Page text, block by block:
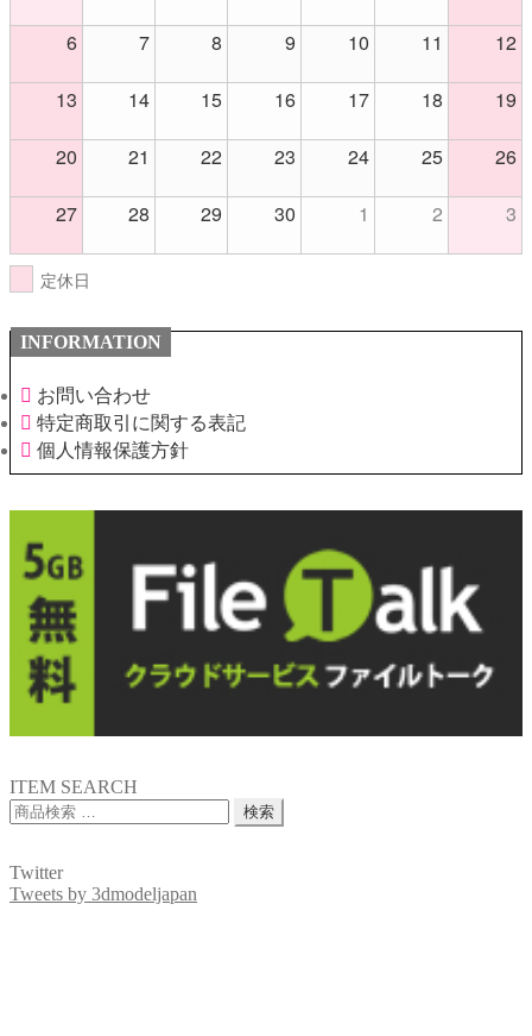
6 7 8 9 10 11 12
13 14 15 16 17 18 19
20 21 22 23 24 25 26
27 28 29 30 1 2 3
定休日
INFORMATION
お問い合わせ
特定商取引に関する表記
個人情報保護方針
ITEM SEARCH
検
象:
検索
Twitter
Tweets by 3dmodeljapan